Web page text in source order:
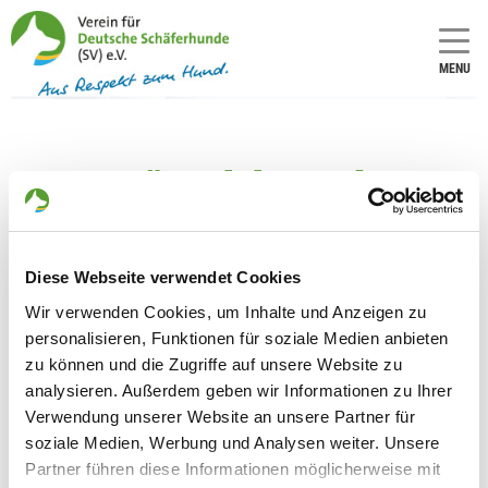
Diese Webseite verwendet Cookies
Wir verwenden Cookies, um Inhalte und Anzeigen zu
personalisieren, Funktionen für soziale Medien anbieten
zu können und die Zugriffe auf unsere Website zu
analysieren. Außerdem geben wir Informationen zu Ihrer
Verwendung unserer Website an unsere Partner für
soziale Medien, Werbung und Analysen weiter. Unsere
Partner führen diese Informationen möglicherweise mit
MENU
OG - Gütersloh-Nord
(only for
in
Germany):
765
group (only
applicants
in
Germany):
7
Information about the local group
Contact: